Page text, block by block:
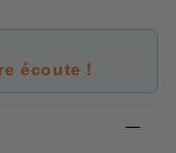
écoute !